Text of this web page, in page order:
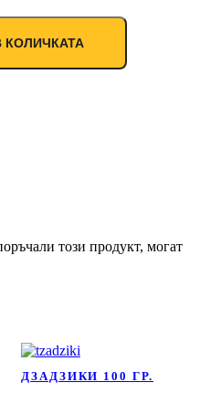
КОЛИЧКАТА
този продукт, могат
ДЗАДЗИКИ 100 ГР.